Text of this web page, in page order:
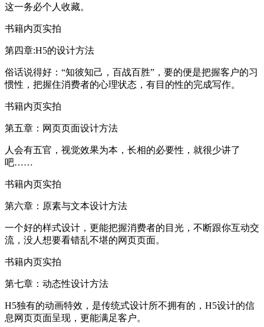
这一务必个人收藏。
书籍内页实拍
第四章:H5的设计方法
俗话说得好：“知彼知己，百战百胜”，要的便是把握客户的习
惯性，把握住消费者的心理状态，有目的性的完成写作。
书籍内页实拍
第五章：网页页面设计方法
人会有五官，视觉效果为本，长相的必要性，就很少讲了
吧……
书籍内页实拍
第六章：原素与文本设计方法
一个好的样式设计，更能把握消费者的目光，不断跟你互动交
流，没人想要看错乱不堪的网页页面。
书籍内页实拍
第七章：动态性设计方法
H5独有的动画特效，是传统式设计所不拥有的，H5设计的信
息网页页面呈现，更能满足客户。